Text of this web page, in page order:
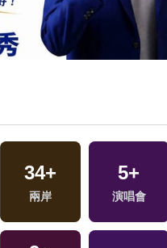
34+
兩岸
5+
演唱會